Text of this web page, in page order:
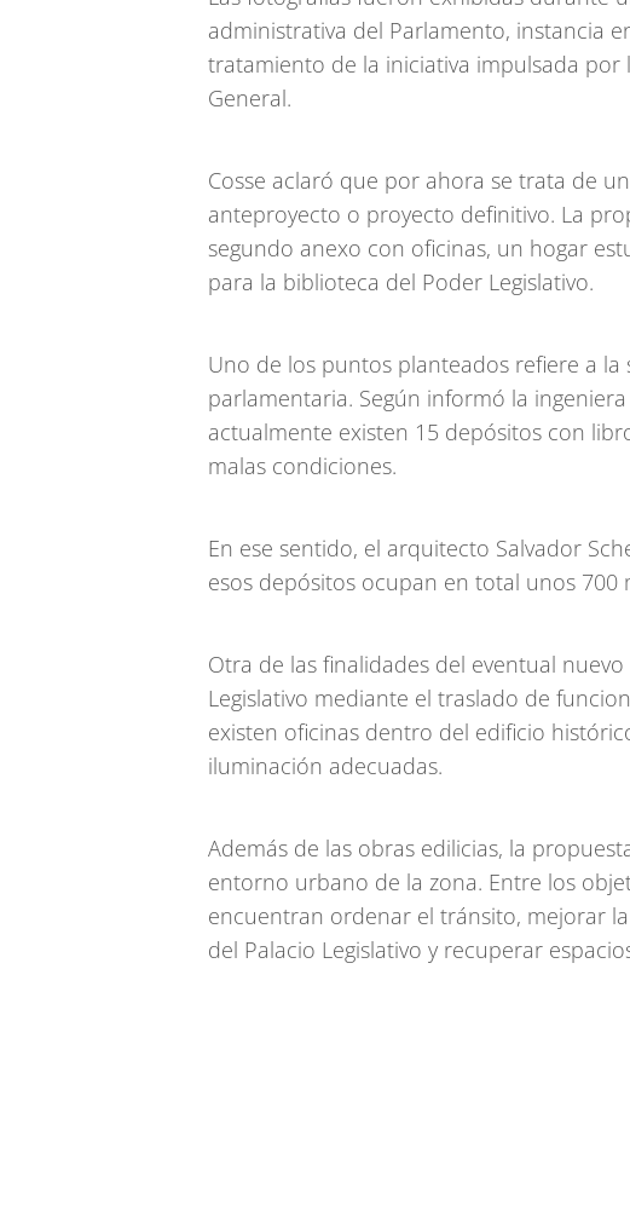
administrativa del Parlamento, instancia
tratamiento de la iniciativa impulsada por
General.
Cosse aclaró que por ahora se trata de
anteproyecto o proyecto definitivo. La
segundo anexo con oficinas, un hogar
para la biblioteca del Poder Legislativo.
Uno de los puntos planteados refiere a
parlamentaria. Según informó la
actualmente existen 15 depósitos con
malas condiciones.
En ese sentido, el arquitecto Salvador
esos depósitos ocupan en total unos 700
Otra de las finalidades del eventual
Legislativo mediante el traslado de
existen oficinas dentro del edificio
iluminación adecuadas.
Además de las obras edilicias, la
entorno urbano de la zona. Entre los
encuentran ordenar el tránsito, mejorar
del Palacio Legislativo y recuperar